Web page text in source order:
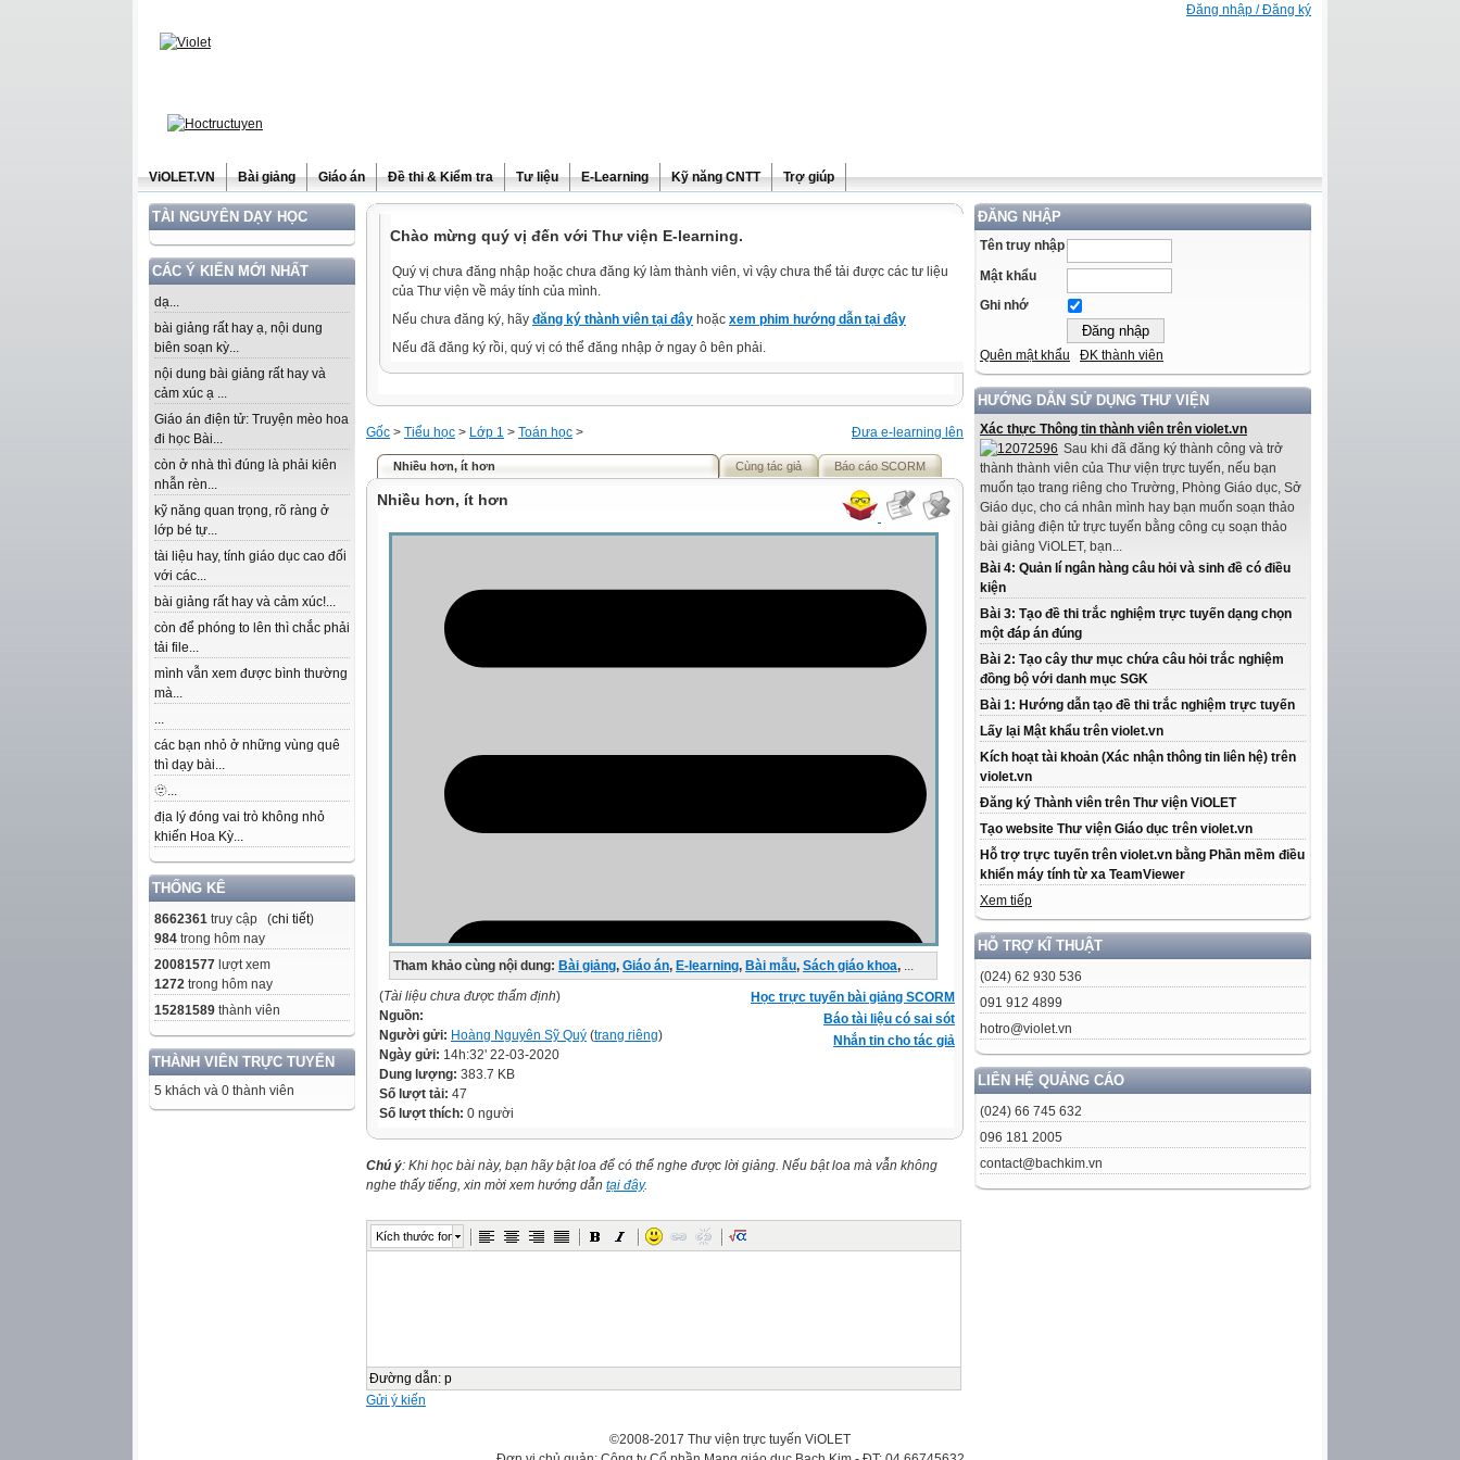
Đăng nhập / Đăng ký
ViOLET.VN Bài giảng Giáo án Đề thi & Kiểm tra Tư liệu E-Learning Kỹ năng CNTT Trợ giúp
TÀI NGUYÊN DẠY HỌC
CÁC Ý KIẾN MỚI NHẤT
dạ...
bài giảng rất hay ạ, nội dung
biên soạn kỳ...
nội dung bài giảng rất hay và
cảm xúc ạ ...
Giáo án điện tử: Truyện mèo hoa
đi học Bài...
còn ở nhà thì đúng là phải kiên
nhẫn rèn...
kỹ năng quan trọng, rõ ràng ở
lớp bé tự...
tài liệu hay, tính giáo dục cao đối
với các...
bài giảng rất hay và cảm xúc!...
còn để phóng to lên thì chắc phải
tải file...
mình vẫn xem được bình thường
mà...
...
các bạn nhỏ ở những vùng quê
thì dạy bài...
🫥...
địa lý đóng vai trò không nhỏ
khiến Hoa Kỳ...
THỐNG KÊ
8662361 truy cập (chi tiết)
984 trong hôm nay
20081577 lượt xem
1272 trong hôm nay
15281589 thành viên
THÀNH VIÊN TRỰC TUYẾN
5 khách và 0 thành viên
ĐĂNG NHẬP
Tên truy nhập
Mật khẩu
Ghi nhớ
Quên mật khẩu ĐK thành viên
HƯỚNG DẪN SỬ DỤNG THƯ VIỆN
Xác thực Thông tin thành viên trên violet.vn
Sau khi đã đăng ký thành công và trở
thành thành viên của Thư viện trực tuyến, nếu bạn
muốn tạo trang riêng cho Trường, Phòng Giáo dục, Sở
Giáo dục, cho cá nhân mình hay bạn muốn soạn thảo
bài giảng điện tử trực tuyến bằng công cụ soạn thảo
bài giảng ViOLET, bạn...
Bài 4: Quản lí ngân hàng câu hỏi và sinh đề có điều
kiện
Bài 3: Tạo đề thi trắc nghiệm trực tuyến dạng chọn
một đáp án đúng
Bài 2: Tạo cây thư mục chứa câu hỏi trắc nghiệm
đồng bộ với danh mục SGK
Bài 1: Hướng dẫn tạo đề thi trắc nghiệm trực tuyến
Lấy lại Mật khẩu trên violet.vn
Kích hoạt tài khoản (Xác nhận thông tin liên hệ) trên
violet.vn
Đăng ký Thành viên trên Thư viện ViOLET
Tạo website Thư viện Giáo dục trên violet.vn
Hỗ trợ trực tuyến trên violet.vn bằng Phần mềm điều
khiển máy tính từ xa TeamViewer
Xem tiếp
HỖ TRỢ KĨ THUẬT
(024) 62 930 536
091 912 4899
hotro@violet.vn
LIÊN HỆ QUẢNG CÁO
(024) 66 745 632
096 181 2005
contact@bachkim.vn
Chào mừng quý vị đến với Thư viện E-learning.
Quý vị chưa đăng nhập hoặc chưa đăng ký làm thành viên, vì vậy chưa thể tải được các tư liệu
của Thư viện về máy tính của mình.
Nếu chưa đăng ký, hãy đăng ký thành viên tại đây hoặc xem phim hướng dẫn tại đây
Nếu đã đăng ký rồi, quý vị có thể đăng nhập ở ngay ô bên phải.
Đưa e-learning lên
Gốc > Tiểu học > Lớp 1 > Toán học >
Nhiều hơn, ít hơn Cùng tác giả Báo cáo SCORM
Nhiều hơn, ít hơn
Tham khảo cùng nội dung: Bài giảng, Giáo án, E-learning, Bài mẫu, Sách giáo khoa, ...
Học trực tuyến bài giảng SCORM
Báo tài liệu có sai sót
Nhắn tin cho tác giả
(Tài liệu chưa được thẩm định)
Nguồn:
Người gửi: Hoàng Nguyên Sỹ Quý (trang riêng)
Ngày gửi: 14h:32' 22-03-2020
Dung lượng: 383.7 KB
Số lượt tải: 47
Số lượt thích: 0 người
Chú ý: Khi học bài này, bạn hãy bật loa để có thể nghe được lời giảng. Nếu bật loa mà vẫn không
nghe thấy tiếng, xin mời xem hướng dẫn tại đây.
Kích thước font
Đường dẫn: p
Gửi ý kiến
©2008-2017 Thư viện trực tuyến ViOLET